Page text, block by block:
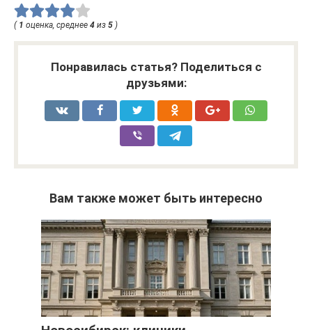
( 1 оценка, среднее 4 из 5 )
Понравилась статья? Поделиться с
друзьями:
Вам также может быть интересно